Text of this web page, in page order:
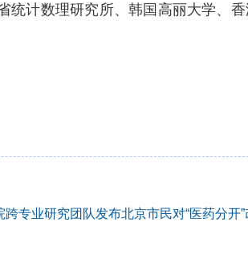
统计数理研究所、韩国高丽大学、